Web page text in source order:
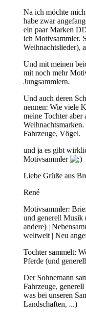
Na ich möchte
habe zwar
ein paar Marken
ich Motivsammler.
Weihnachtslieder),
Und mit meinen
mit noch mehr
Jungsammlern.
Und auch deren
nennen: Wie viele
meine Tochter aber
Fahrzeuge, Vögel.
und ja es gibt
Motivsammler
Liebe Grüße aus
René
Motivsammler:
und generell Musik
andere) |
weltweit | Neu
Tochter sammelt:
Pferde (und
Der Sohnemann
Fahrzeuge,
was bei unseren
Landschaften, ...)